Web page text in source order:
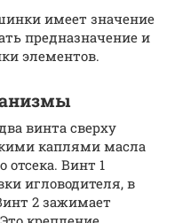
имеет значение
предназначение и
элементов.
винта сверху
каплями масла
отсека. Винт 1
игловодителя, в
2 зажимает